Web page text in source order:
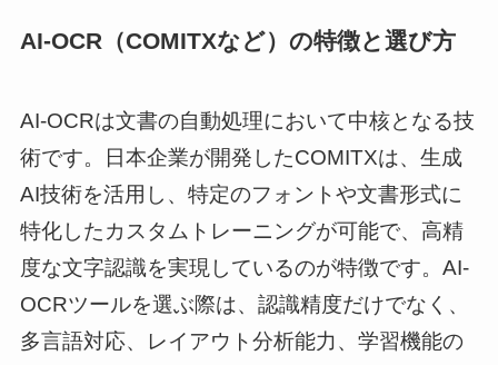
AI-OCR（COMITXなど）の特徴と選び方
AI-OCRは文書の自動処理において中核となる技
術です。日本企業が開発したCOMITXは、生成
AI技術を活用し、特定のフォントや文書形式に
特化したカスタムトレーニングが可能で、高精
度な文字認識を実現しているのが特徴です。AI-
OCRツールを選ぶ際は、認識精度だけでなく、
多言語対応、レイアウト分析能力、学習機能の